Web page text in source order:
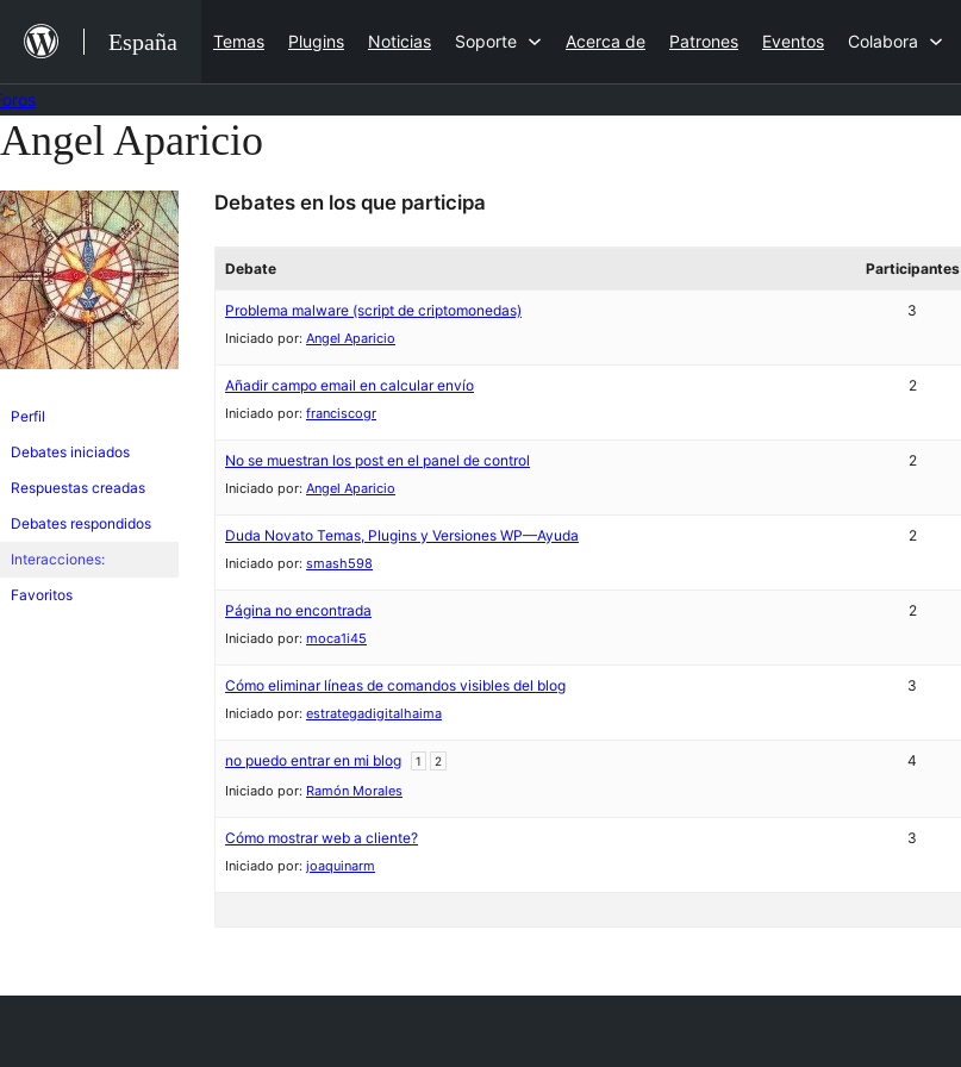
contenido
España Temas Plugins Noticias Soporte Acerca de Patrones Eventos Colabora
Saltar
contenido
Angel Aparicio
Perfil
Debates iniciados
Respuestas creadas
Debates respondidos
Interacciones:
Favoritos
Debates en los que participa
Debate Participantes
Problema malware (script de criptomonedas)
Iniciado por: Angel Aparicio
3
Añadir campo email en calcular envío
Iniciado por: franciscogr
2
No se muestran los post en el panel de control
Iniciado por: Angel Aparicio
2
Duda Novato Temas, Plugins y Versiones WP—Ayuda
Iniciado por: smash598
2
Página no encontrada
Iniciado por: moca1i45
2
Cómo eliminar líneas de comandos visibles del blog
Iniciado por: estrategadigitalhaima
3
no puedo entrar en mi blog 1 2
Iniciado por: Ramón Morales
4
Cómo mostrar web a cliente?
Iniciado por: joaquinarm
3